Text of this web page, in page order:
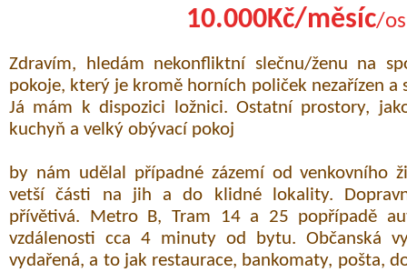
10.000Kč/měsíc/
Zdravím, hledám nekonfliktní slečnu/ženu na
pokoje, který je kromě horních poliček nezařízen a
Já mám k dispozici ložnici. Ostatní prostory,
kuchyň a velký obývací pokoj
by nám udělal případné zázemí od venkovního
vetší části na jih a do klidné lokality.
přívětivá. Metro B, Tram 14 a 25 popřípadě
vzdálenosti cca 4 minuty od bytu. Občanská
vydařená, a to jak restaurace, bankomaty, pošta,